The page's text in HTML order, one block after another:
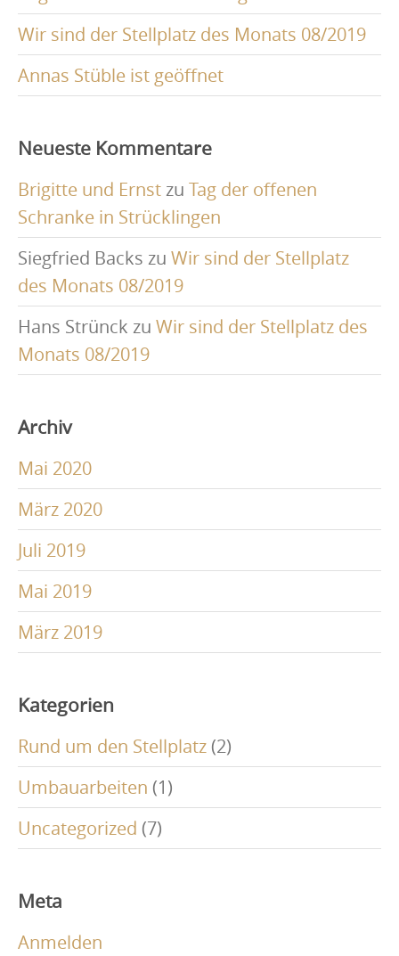
Wir sind der Stellplatz des Monats 08/2019
Annas Stüble ist geöffnet
Neueste Kommentare
Brigitte und Ernstzu Tag der offenen
Schranke in Strücklingen
Siegfried Backs zu Wir sind der Stellplatz
des Monats 08/2019
Hans Strünck zu Wir sind der Stellplatz des
Monats 08/2019
Archiv
Mai 2020
März 2020
Juli 2019
Mai 2019
März 2019
Kategorien
Rund um den Stellplatz(2)
Umbauarbeiten (1)
Uncategorized (7)
Meta
Anmelden